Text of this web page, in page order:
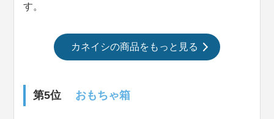
す。
カネイシの商品をもっと見る
第5位 おもちゃ箱